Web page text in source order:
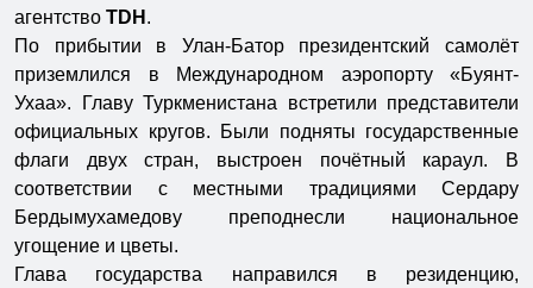
агентство TDH .
По прибытии в Улан-Батор президентский самолёт
приземлился в Международном аэропорту «Буянт-
Ухаа». Главу Туркменистана встретили представители
официальных кругов. Были подняты государственные
флаги двух стран, выстроен почётный караул. В
соответствии с местными традициями Сердару
Бердымухамедову преподнесли национальное
угощение и цветы.
Глава государства направился в резиденцию,